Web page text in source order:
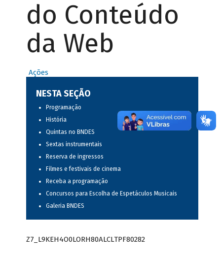
do Conteúdo
da Web
Ações
NESTA SEÇÃO
Programação
História
Quintas no BNDES
Sextas instrumentais
Reserva de ingressos
Filmes e festivais de cinema
Receba a programação
Concursos para Escolha de Espetáculos Musicais
Galeria BNDES
Z7_L9KEH4O0LORH80ALCLTPF80282